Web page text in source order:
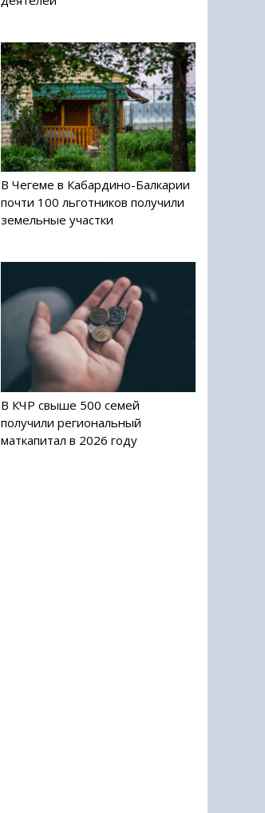
В Чегеме в Кабардино-Балкарии
почти 100 льготников получили
земельные участки
В КЧР свыше 500 семей
получили региональный
маткапитал в 2026 году